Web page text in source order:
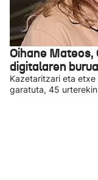
Oihane
digitalaren
Kazetaritzari eta
garatuta, 45